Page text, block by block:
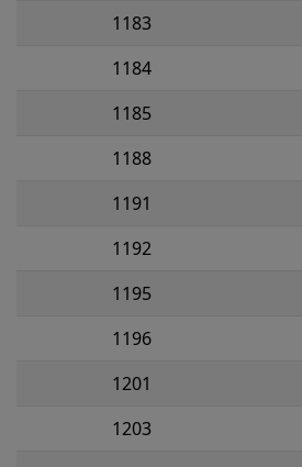
1183
1184
1185
1188
1191
1192
1195
1196
1201
1203